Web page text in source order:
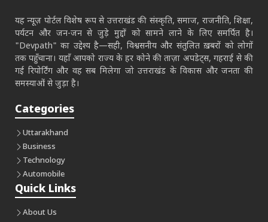
यह न्यूज़ पोर्टल विशेष रूप से उत्तराखंड की संस्कृति, समाज, राजनीति, शिक्षा,
पर्यटन और जन-जन से जुड़े मुद्दों को सामने लाने के लिए समर्पित है।
"Devpath" का उद्देश्य है—सही, विश्वसनीय और संतुलित ख़बरों को लोगों
तक पहुँचाना। यहाँ आपको राज्य के हर कोने की ताज़ा अपडेट्स, गहराई से की
गई रिपोर्टिंग और वह सब मिलेगा जो उत्तराखंड के विकास और जनता की
समस्याओं से जुड़ा है।
Categories
Uttarakhand
Business
Technology
Automobile
Quick Links
About Us